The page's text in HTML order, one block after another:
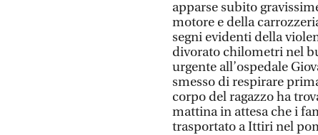
apparse subito
motore e della
segni evidenti della
divorato chilometri nel
urgente all’ospedale
smesso di respirare
corpo del ragazzo ha
mattina in attesa che i
trasportato a Ittiri nel